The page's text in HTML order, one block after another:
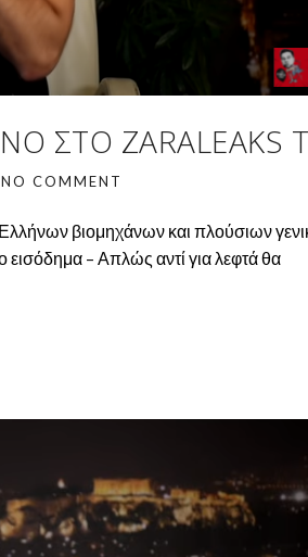
ΣΤΟ ZARALEAKS
NO COMMENT
βιομηχάνων και πλούσιων
– Απλώς αντί για λεφτά θα